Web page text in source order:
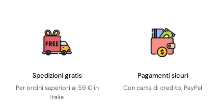
Spedizioni gratis
Per ordini superiori ai 59 € in
Italia
Pagamenti sicuri
Con carta di credito, PayPal